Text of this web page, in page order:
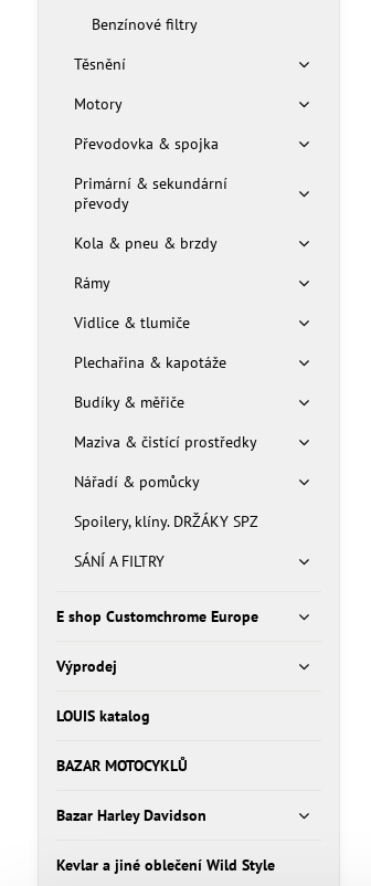
Benzínové filtry
Těsnění
Motory
Převodovka & spojka
Primární & sekundární
převody
Kola & pneu & brzdy
Rámy
Vidlice & tlumiče
Plechařina & kapotáže
Budíky & měřiče
Maziva & čistící prostředky
Nářadí & pomůcky
Spoilery, klíny. DRŽÁKY SPZ
SÁNÍ A FILTRY
E shop Customchrome Europe
Výprodej
LOUIS katalog
BAZAR MOTOCYKLŮ
Bazar Harley Davidson
Kevlar a jiné oblečení Wild Style